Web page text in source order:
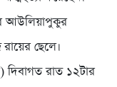
আউলিয়াপুকুর
রায়ের ছেলে।
দিবাগত রাত ১২টার